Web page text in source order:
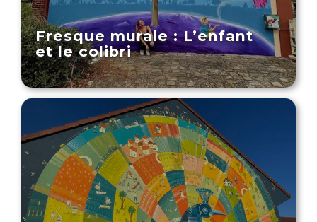
Fresque murale : L’enfant
et le colibri